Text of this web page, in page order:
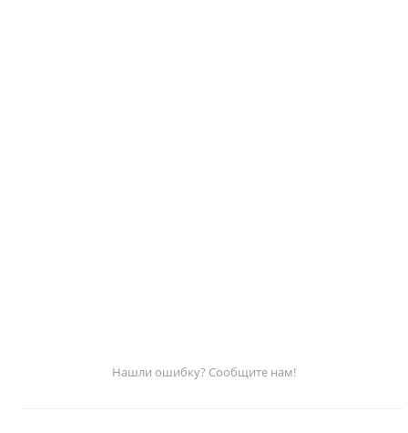
Нашли ошибку? Сообщите нам!